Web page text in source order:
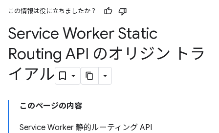
この情報は役に立ちましたか？
Service Worker Static
Routing API のオリジン トラ
イアル
このページの内容
Service Worker 静的ルーティング API